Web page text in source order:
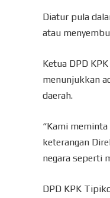
Diatur pula
atau
Ketua DPD
menunjukkan
daerah.
“Kami
keterangan
negara seperti
DPD KPK